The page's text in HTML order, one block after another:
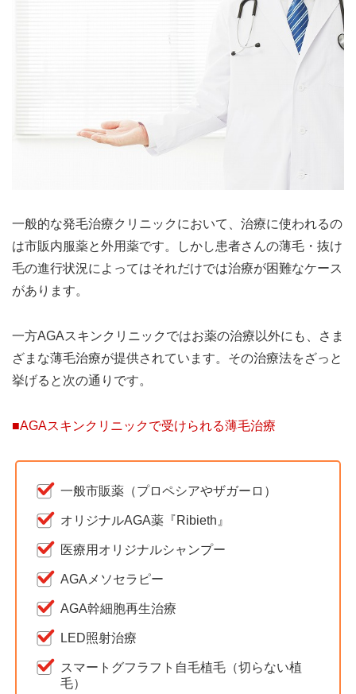
一般的な発毛治療クリニックにおいて、治療に使われるの
は市販内服薬と外用薬です。しかし患者さんの薄毛・抜け
毛の進行状況によってはそれだけでは治療が困難なケース
があります。
一方AGAスキンクリニックではお薬の治療以外にも、さま
ざまな薄毛治療が提供されています。その治療法をざっと
挙げると次の通りです。
■AGAスキンクリニックで受けられる薄毛治療
一般市販薬（プロペシアやザガーロ）
オリジナルAGA薬『Ribieth』
医療用オリジナルシャンプー
AGAメソセラピー
AGA幹細胞再生治療
LED照射治療
スマートグフラフト自毛植毛（切らない植
毛）